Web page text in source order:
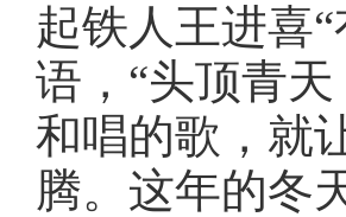
起铁人王进喜
语，“头顶青
和唱的歌，就
腾。这年的冬